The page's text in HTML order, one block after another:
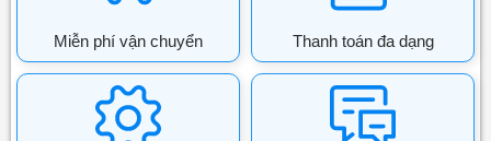
Miễn phí vận chuyển Thanh toán đa dạng